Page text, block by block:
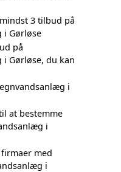
3 tilbud på
i Gørløse
på
Gørløse, du kan
i
at bestemme
i
med
i